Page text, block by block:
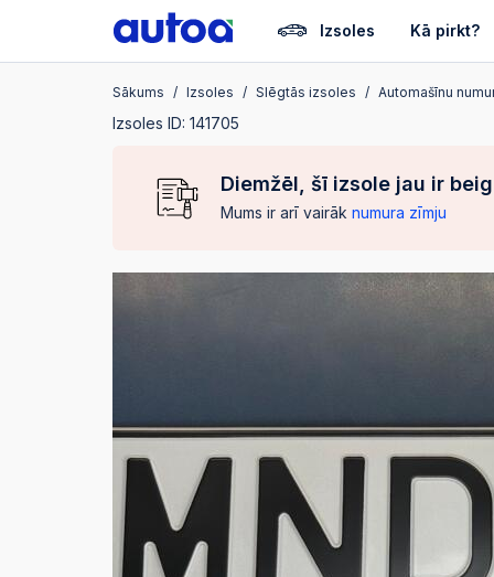
Izsoles Kā pirkt?
Sākums Izsoles Slēgtās izsoles Automašīnu
Izsoles ID: 141705
Diemžēl, šī izsole jau ir
Mums ir arī vairāk numura zīmju